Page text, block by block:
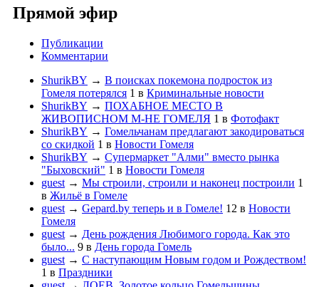
Прямой эфир
Публикации
Комментарии
ShurikBY → В поисках покемона подросток из
Гомеля потерялся 1 в Криминальные новости
ShurikBY → ПОХАБНОЕ МЕСТО В
ЖИВОПИСНОМ М-НЕ ГОМЕЛЯ 1 в Фотофакт
ShurikBY → Гомельчанам предлагают закодироваться
со скидкой 1 в Новости Гомеля
ShurikBY → Супермаркет "Алми" вместо рынка
"Быховский" 1 в Новости Гомеля
guest → Мы строили, строили и наконец построили 1
в Жильё в Гомеле
guest → Gepard.by теперь и в Гомеле! 12 в Новости
Гомеля
guest → День рождения Любимого города. Как это
было... 9 в День города Гомель
guest → С наступающим Новым годом и Рождеством!
1 в Праздники